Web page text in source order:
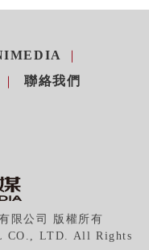
聯絡我們
限公司 版權所有
CO., LTD. All Rights